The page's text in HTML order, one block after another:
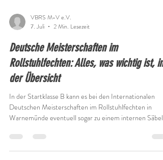
VBRS M-V e.V.
7. Juli
2 Min. Lesezeit
Rollstuhlfechten: Alles, was wichtig ist, in